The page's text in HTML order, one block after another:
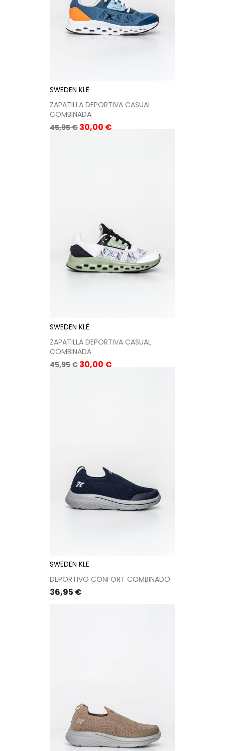
SWEDEN KLË
ZAPATILLA DEPORTIVA CASUAL
COMBINADA
Precio
45,95 € Precio
30,00 €
SWEDEN KLË
ZAPATILLA DEPORTIVA CASUAL
COMBINADA
Precio
45,95 € Precio
30,00 €
SWEDEN KLË
DEPORTIVO CONFORT COMBINADO
Precio
36,95 €